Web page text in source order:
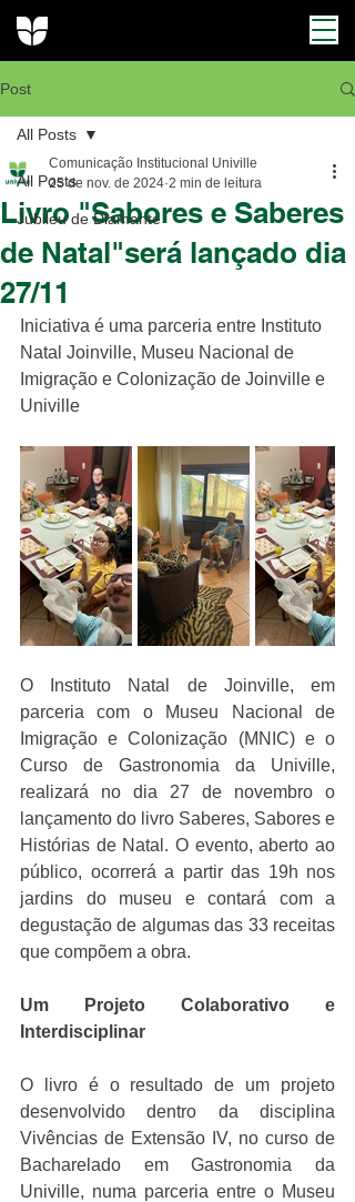
Post
All Posts
Jubileu de Diamante
All Posts
Livro "Sabores e Saberes
de Natal"será lançado dia
27/11
Comunicação Institucional Univille
25 de nov. de 2024 2 min de leitura
Iniciativa é uma parceria entre Instituto
Natal Joinville, Museu Nacional de
Imigração e Colonização de Joinville e
Univille
O Instituto Natal de Joinville, em
parceria com o Museu Nacional de
Imigração e Colonização (MNIC) e o
Curso de Gastronomia da Univille,
realizará no dia 27 de novembro o
lançamento do livro Saberes, Sabores e
Histórias de Natal. O evento, aberto ao
público, ocorrerá a partir das 19h nos
jardins do museu e contará com a
degustação de algumas das 33 receitas
que compõem a obra.
Um Projeto Colaborativo e
Interdisciplinar
O livro é o resultado de um projeto
desenvolvido dentro da disciplina
Vivências de Extensão IV, no curso de
Bacharelado em Gastronomia da
Univille, numa parceria entre o Museu